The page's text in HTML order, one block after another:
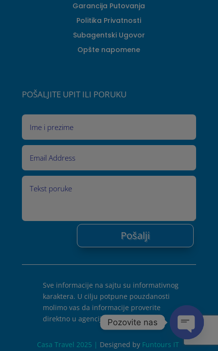
Garancija Putovanja
Politika Privatnosti
Subagentski Ugovor
Opšte napomene
POŠALJITE UPIT ILI PORUKU
Pošalji
Sve informacije na sajtu su informativnog
karaktera. U cilju potpune pouzdanosti
molimo vas da informacije proverite
direktno u agenciji
Casa Travel 2025 | Designed by Funtours IT
Pozovite nas